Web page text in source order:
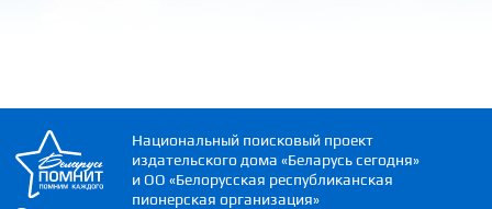
Национальный поисковый проект
издательского дома «Беларусь сегодня»
и ОО «Белорусская республиканская
пионерская организация»